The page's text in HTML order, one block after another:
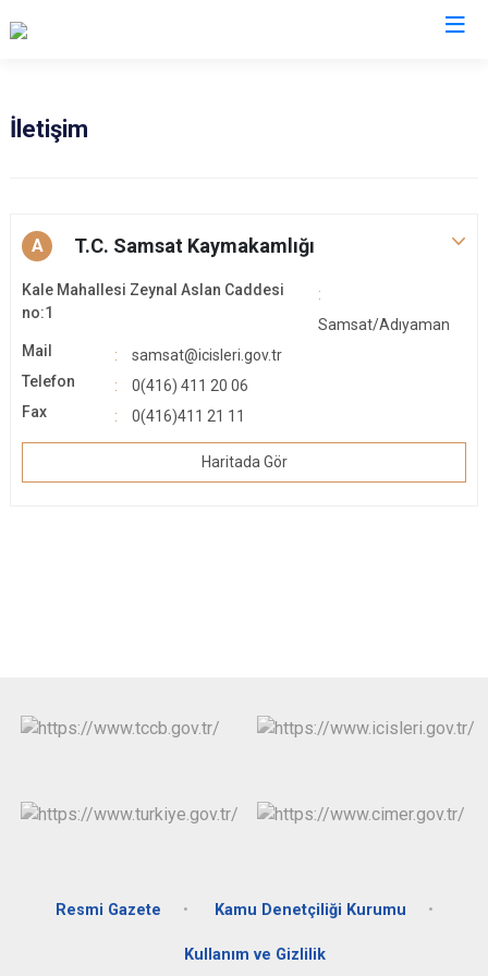
Gerger
Kahta
Samsat
Sincik
İletişim
A T.C. Samsat Kaymakamlığı
Kale Mahallesi Zeynal Aslan Caddesi
no:1
Samsat/Adıyaman
Mail
samsat@icisleri.gov.tr
Telefon
0(416) 411 20 06
Fax
0(416)411 21 11
Haritada Gör
Resmi Gazete Kamu Denetçiliği Kurumu
Kullanım ve Gizlilik